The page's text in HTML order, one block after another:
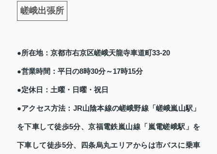
嵯峨出張所
●所在地：京都市右京区嵯峨天龍寺車道町33-20
●営業時間：平日の8時30分～17時15分
●定休日：土曜・日曜・祝日
●アクセス方法：JR山陰本線の嵯峨野線「嵯峨嵐山駅」
を下車して徒歩5分、京福電鉄嵐山線「嵐電嵯峨駅」を
下車して徒歩5分、四条烏丸エリアからは市バスに乗車